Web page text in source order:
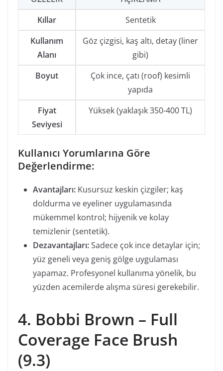
Kıllar
Sentetik
Kullanım
Alanı
Göz çizgisi, kaş altı, detay (liner
gibi)
Boyut
Çok ince, çatı (roof) kesimli
yapıda
Fiyat
Seviyesi
Yüksek (yaklaşık 350-400 TL)
Kullanıcı Yorumlarına Göre
Değerlendirme:
Avantajları: Kusursuz keskin çizgiler; kaş
doldurma ve eyeliner uygulamasında
mükemmel kontrol; hijyenik ve kolay
temizlenir (sentetik).
Dezavantajları:Sadece çok ince detaylar için;
yüz geneli veya geniş gölge uygulaması
yapamaz. Profesyonel kullanıma yönelik, bu
yüzden acemilerde alışma süresi gerekebilir.
4. Bobbi Brown – Full
Coverage Face Brush
(9.3)